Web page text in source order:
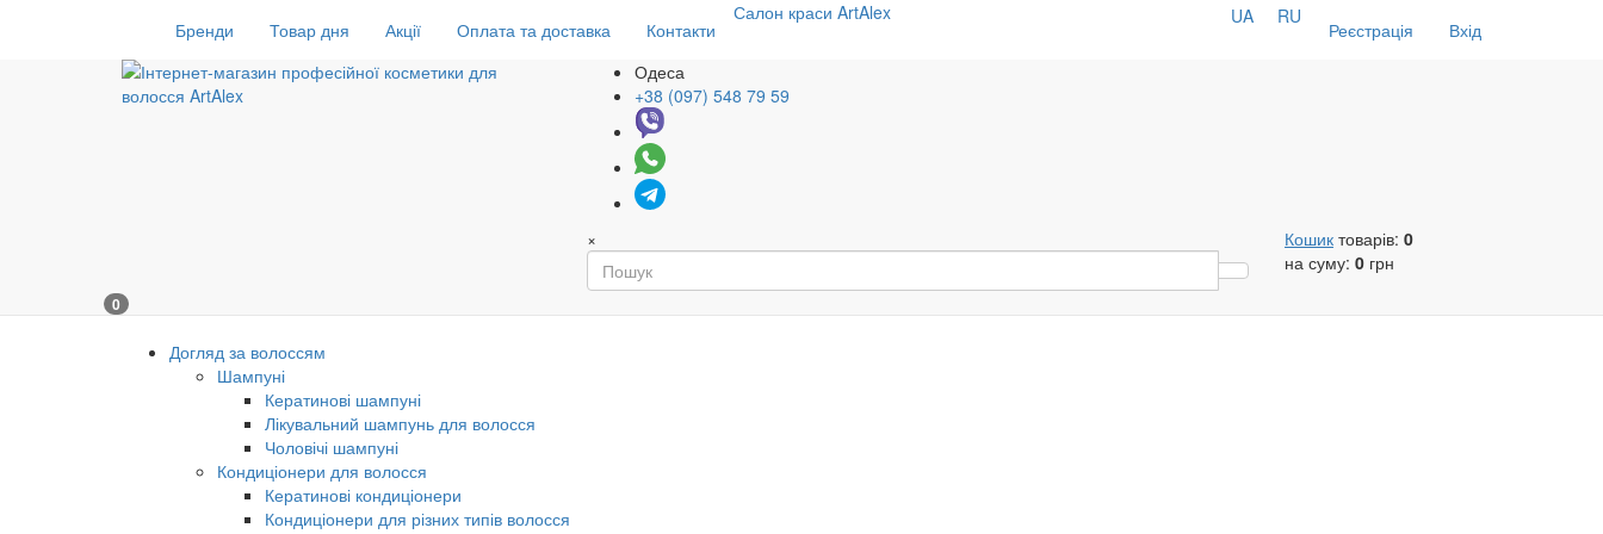
Бренди Товар дня Акції Оплата та доставка Контакти
Салон краси ArtAlex
Реєстрація Вхід
UA RU
Одеса
+38 (097) 548 79 59
× Кошик товарів: 0
на суму: 0 грн
0
Догляд за волоссям
Шампуні
Кератинові шампуні
Лікувальний шампунь для волосся
Чоловічі шампуні
Кондиціонери для волосся
Кератинові кондиціонери
Кондиціонери для різних типів волосся